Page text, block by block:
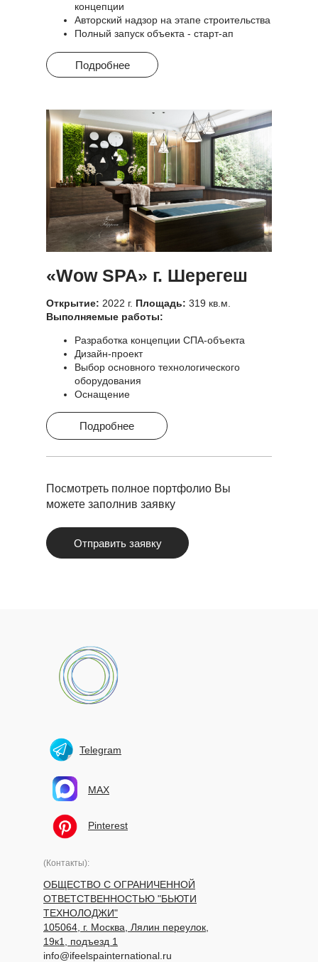
«Wow SPA» г. Шерегеш
концепции
Авторский надзор на этапе строительства
Полный запуск объекта - старт-ап
Открытие: 2022 г. Площадь: 319 кв.м.
Выполняемые работы:
Разработка концепции СПА-объекта
Дизайн-проект
Выбор основного технологического
оборудования
Оснащение
Подробнее
Подробнее
Отправить заявку
Посмотреть полное портфолио Вы
можете заполнив заявку
Telegram
MAX
Pinterest
(Контакты):
ОБЩЕСТВО С ОГРАНИЧЕННОЙ
ОТВЕТСТВЕННОСТЬЮ "БЬЮТИ
ТЕХНОЛОДЖИ"
105064, г. Москва, Лялин переулок,
19к1, подъезд 1
info@ifeelspainternational.ru